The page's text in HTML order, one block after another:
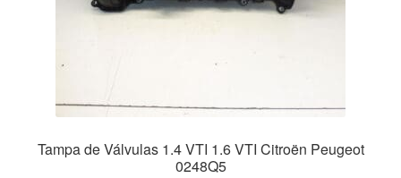
Tampa de Válvulas 1.4 VTI 1.6 VTI Citroën Peugeot
0248Q5